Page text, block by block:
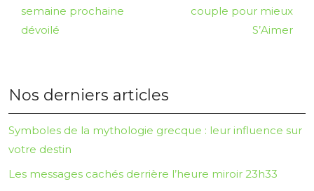
semaine prochaine
dévoilé
couple pour mieux
S’Aimer
Nos derniers articles
Symboles de la mythologie grecque : leur influence sur
votre destin
Les messages cachés derrière l’heure miroir 23h33